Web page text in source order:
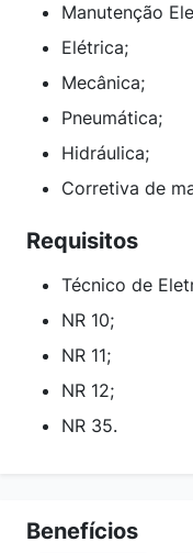
Manutenção
Elétrica;
Mecânica;
Pneumática;
Hidráulica;
Corretiva de
Requisitos
Técnico de
NR 10;
NR 11;
NR 12;
NR 35.
Benefícios